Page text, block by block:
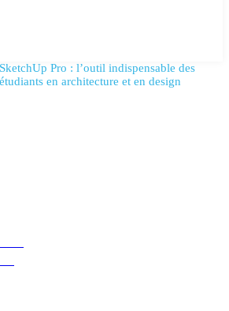
SketchUp Pro : l’outil indispensable des
étudiants en architecture et en design